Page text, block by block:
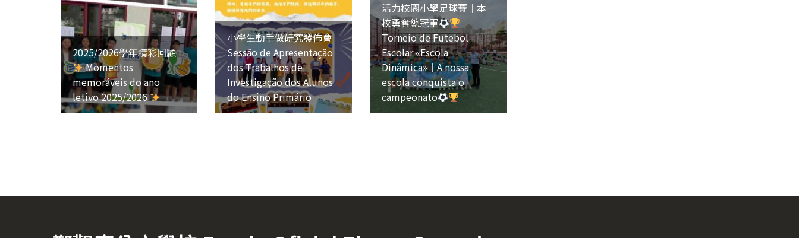
2025/2026學年精彩回顧
Momentos
memoráveis do ano
letivo 2025/2026
小學生動手做研究發佈會
Sessão de Apresentação
dos Trabalhos de
Investigação dos Alunos
do Ensino Primário
活力校園小學足球賽｜本
校勇奪總冠軍
Torneio de Futebol
Escolar «Escola
Dinâmica»｜A nossa
escola conquista o
campeonato